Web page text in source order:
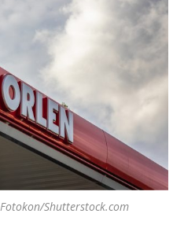
Shutterstock.com